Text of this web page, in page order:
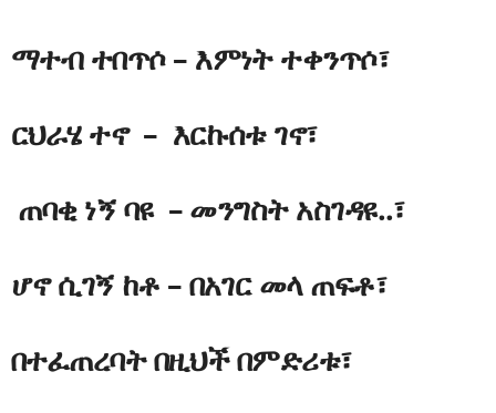
ማተብ ተበጥሶ – እምነት ተቀንጥሶ፣
ርህራሄ ተኖ – እርኩሰቱ ገኖ፣
ጠባቂ ነኝ ባዩ – መንግስት አስገዳዩ..፣
ሆኖ ሲገኝ ከቶ – በአገር መላ ጠፍቶ፣
በተፈጠረባት በዚህች በምድሪቱ፣